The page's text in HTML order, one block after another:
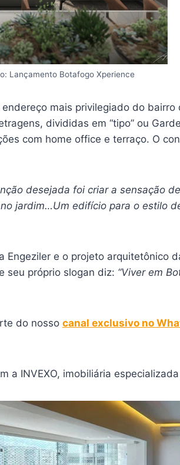
Lançamento Botafogo Xperience
mais privilegiado do
divididas em “tipo” ou
com home office e terraço. O
desejada foi criar a sensação
jardim…Um edifício para o estilo
Engeziler e o projeto arquitetônico
seu próprio slogan diz: “Viver em
do nosso canal exclusivo no
a INVEXO, imobiliária